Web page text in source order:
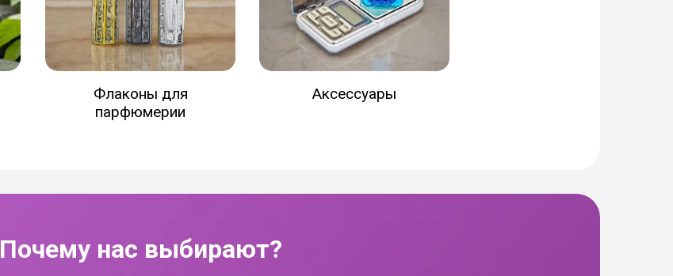
Флаконы для
парфюмерии
Аксессуары
Почему нас выбирают?